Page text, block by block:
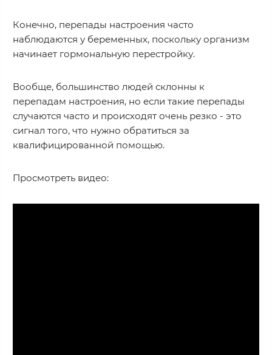
Конечно, перепады настроения часто
наблюдаются у беременных, поскольку организм
начинает гормональную перестройку.
Вообще, большинство людей склонны к
перепадам настроения, но если такие перепады
случаются часто и происходят очень резко - это
сигнал того, что нужно обратиться за
квалифицированной помощью.
Просмотреть видео: